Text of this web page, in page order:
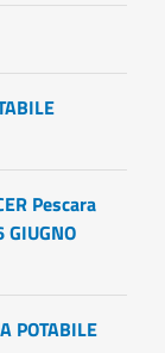
Pescara
POTABILE